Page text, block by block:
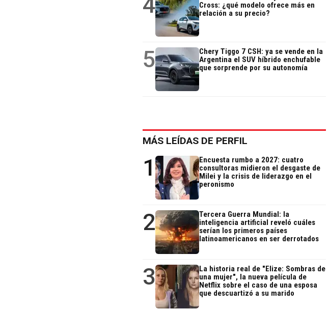
Cross: ¿qué modelo ofrece más en
relación a su precio?
5
Chery Tiggo 7 CSH: ya se vende en la
Argentina el SUV híbrido enchufable
que sorprende por su autonomía
MÁS LEÍDAS DE PERFIL
1
Encuesta rumbo a 2027: cuatro
consultoras midieron el desgaste de
Milei y la crisis de liderazgo en el
peronismo
2
Tercera Guerra Mundial: la
inteligencia artificial reveló cuáles
serían los primeros países
latinoamericanos en ser derrotados
3
La historia real de "Elize: Sombras de
una mujer", la nueva película de
Netflix sobre el caso de una esposa
que descuartizó a su marido